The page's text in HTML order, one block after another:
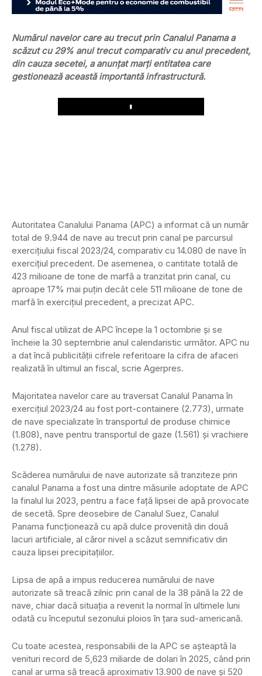
Numărul navelor care au trecut prin Canalul Panama a
scăzut cu 29% anul trecut comparativ cu anul precedent,
din cauza secetei, a anunţat marţi entitatea care
gestionează această importantă infrastructură.
Play
Autoritatea Canalului Panama (APC) a informat că un număr
total de 9.944 de nave au trecut prin canal pe parcursul
exerciţiului fiscal 2023/24, comparativ cu 14.080 de nave în
exerciţiul precedent. De asemenea, o cantitate totală de
423 milioane de tone de marfă a tranzitat prin canal, cu
aproape 17% mai puţin decât cele 511 milioane de tone de
marfă în exerciţiul precedent, a precizat APC.
Anul fiscal utilizat de APC începe la 1 octombrie şi se
încheie la 30 septembrie anul calendaristic următor. APC nu
a dat încă publicităţii cifrele referitoare la cifra de afaceri
realizată în ultimul an fiscal, scrie Agerpres.
Majoritatea navelor care au traversat Canalul Panama în
exerciţiul 2023/24 au fost port-containere (2.773), urmate
de nave specializate în transportul de produse chimice
(1.808), nave pentru transportul de gaze (1.561) şi vrachiere
(1.278).
Scăderea numărului de nave autorizate să tranziteze prin
canalul Panama a fost una dintre măsurile adoptate de APC
la finalul lui 2023, pentru a face faţă lipsei de apă provocate
de secetă. Spre deosebire de Canalul Suez, Canalul
Panama funcţionează cu apă dulce provenită din două
lacuri artificiale, al căror nivel a scăzut semnificativ din
cauza lipsei precipitaţiilor.
Lipsa de apă a impus reducerea numărului de nave
autorizate să treacă zilnic prin canal de la 38 până la 22 de
nave, chiar dacă situaţia a revenit la normal în ultimele luni
odată cu începutul sezonului ploios în ţara sud-americană.
Cu toate acestea, responsabilii de la APC se aşteaptă la
venituri record de 5,623 miliarde de dolari în 2025, când prin
canal ar urma să treacă aproximativ 13.900 de nave şi 520